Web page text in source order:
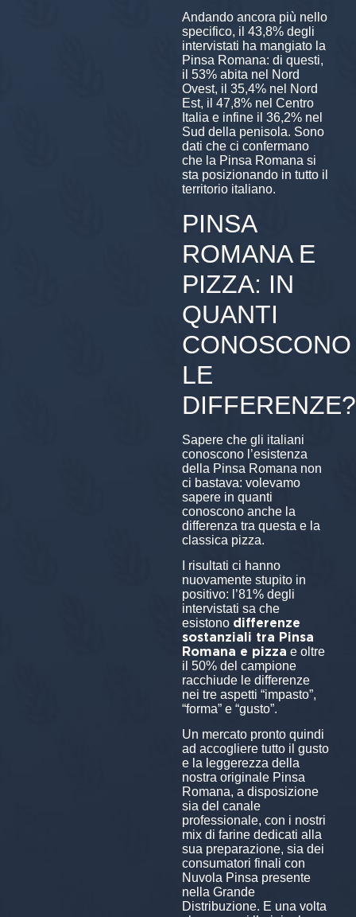
Andando ancora più nello
specifico, il 43,8% degli
intervistati ha mangiato la
Pinsa Romana: di questi,
il 53% abita nel Nord
Ovest, il 35,4% nel Nord
Est, il 47,8% nel Centro
Italia e infine il 36,2% nel
Sud della penisola. Sono
dati che ci confermano
che la Pinsa Romana si
sta posizionando in tutto il
territorio italiano.
PINSA
ROMANA E
PIZZA: IN
QUANTI
CONOSCONO
LE
DIFFERENZE?
Sapere che gli italiani
conoscono l’esistenza
della Pinsa Romana non
ci bastava: volevamo
sapere in quanti
conoscono anche la
differenza tra questa e la
classica pizza.
I risultati ci hanno
nuovamente stupito in
positivo: l’81% degli
intervistati sa che
esistono differenze
sostanziali tra Pinsa
Romana e pizza e oltre
il 50% del campione
racchiude le differenze
nei tre aspetti “impasto”,
“forma” e “gusto”.
Un mercato pronto quindi
ad accogliere tutto il gusto
e la leggerezza della
nostra originale Pinsa
Romana, a disposizione
sia del canale
professionale, con i nostri
mix di farine dedicati alla
sua preparazione, sia dei
consumatori finali con
Nuvola Pinsa presente
nella Grande
Distribuzione. E una volta